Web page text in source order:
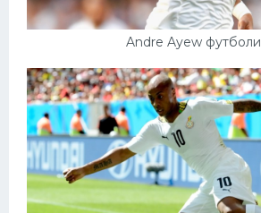
Andre Ayew